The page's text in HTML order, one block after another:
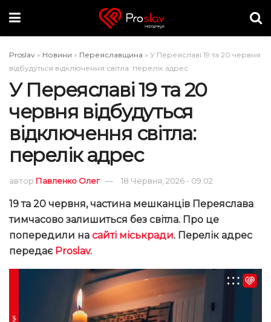
Proslav » Новини » Переяславщина » У Переяславі 19 та 20 червня
відбудуться відключення світла: перелік адрес
У Переяславі 19 та 20
червня відбудуться
відключення світла:
перелік адрес
автор Павленко Олег 18 Червня, 2026 - 09:02
19 та 20 червня, частина мешканців Переяслава
тимчасово залишиться без світла. Про це
попередили на сайті міськради. Перелік адрес
передає Proslav.